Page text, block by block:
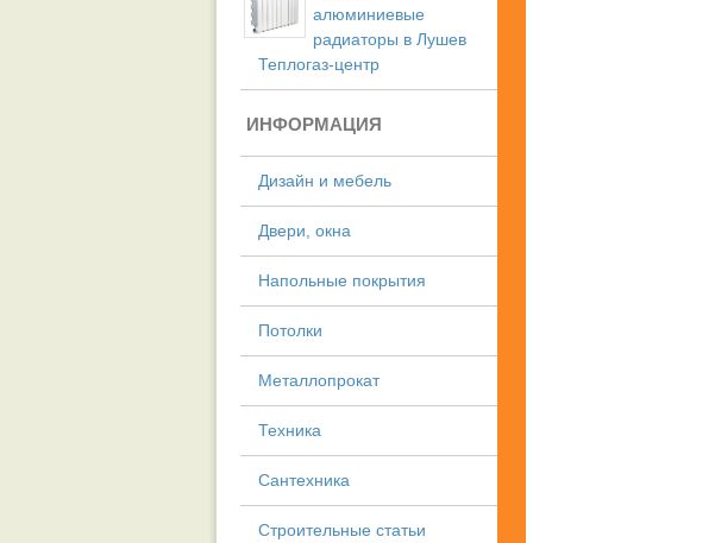
алюминиевые
радиаторы в Лушев
Теплогаз-центр
ИНФОРМАЦИЯ
Дизайн и мебель
Двери, окна
Напольные покрытия
Потолки
Металлопрокат
Техника
Сантехника
Строительные статьи